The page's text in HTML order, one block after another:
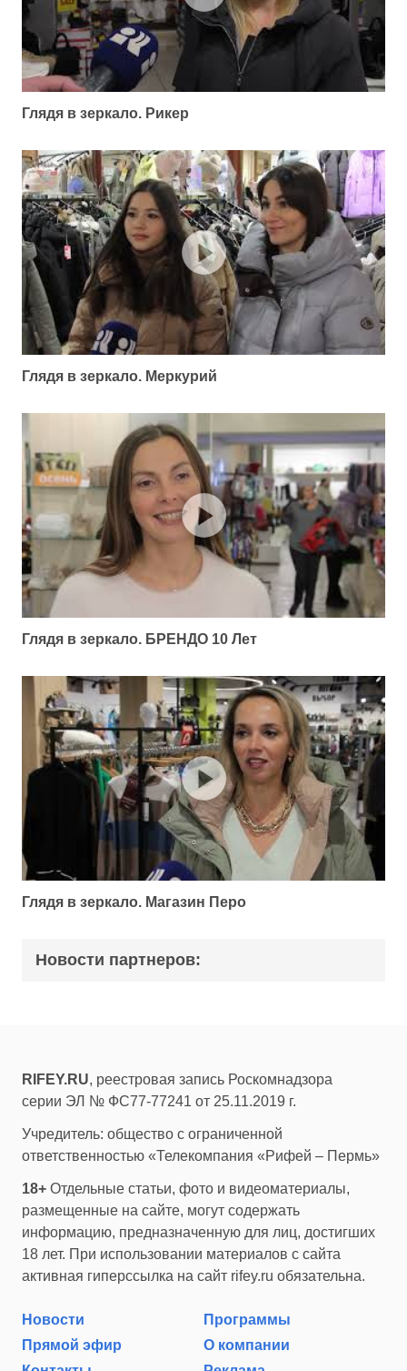
Глядя в зеркало. Рикер
Глядя в зеркало. Меркурий
Глядя в зеркало. БРЕНДО 10 Лет
Глядя в зеркало. Магазин Перо
Новости партнеров:
RIFEY.RU, реестровая запись Роскомнадзора
серии ЭЛ № ФС77-77241 от 25.11.2019 г.
Учредитель: общество с ограниченной
ответственностью «Телекомпания «Рифей – Пермь»
18+ Отдельные статьи, фото и видеоматериалы,
размещенные на сайте, могут содержать
информацию, предназначенную для лиц, достигших
18 лет. При использовании материалов с сайта
активная гиперссылка на сайт rifey.ru обязательна.
Новости
Программы
Прямой эфир
О компании